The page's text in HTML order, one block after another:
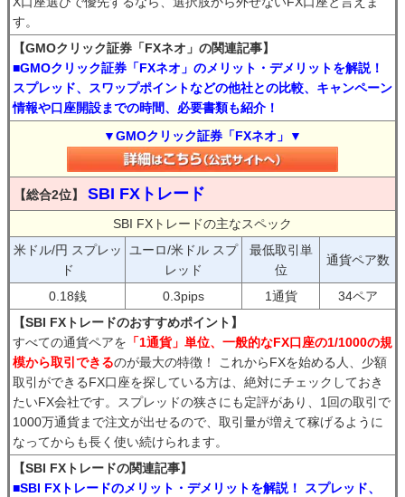
す。
【GMOクリック証券「FXネオ」の関連記事】
■GMOクリック証券「FXネオ」のメリット・デメリットを解説！
スプレッド、スワップポイントなどの他社との比較、キャンペーン
情報や口座開設までの時間、必要書類も紹介！
▼GMOクリック証券「FXネオ」▼
【総合2位】 SBI FXトレード
SBI FXトレードの主なスペック
米ドル/円 スプレッ
ド
ユーロ/米ドル スプ
レッド
最低取引単
位
通貨ペア数
0.18銭 0.3pips 1通貨
34ペア
【SBI FXトレードのおすすめポイント】
すべての通貨ペアを 「1通貨」単位、一般的なFX口座の1/1000の規
模から取引できるのが最大の特徴！ これからFXを始める人、少額
取引ができるFX口座を探している方は、絶対にチェックしておき
たいFX会社です。スプレッドの狭さにも定評があり、1回の取引で
1000万通貨まで注文が出せるので、取引量が増えて稼げるように
なってからも長く使い続けられます。
【SBI FXトレードの関連記事】
■SBI FXトレードのメリット・デメリットを解説！ スプレッド、